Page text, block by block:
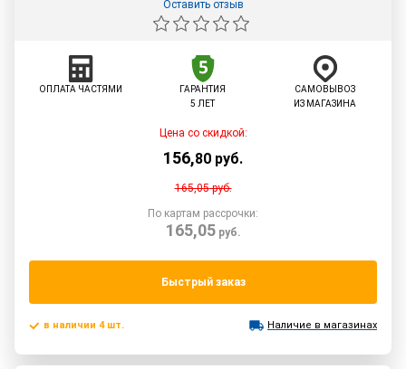
Оставить отзыв
ОПЛАТА ЧАСТЯМИ
ГАРАНТИЯ
5 ЛЕТ
САМОВЫВОЗ
ИЗ МАГАЗИНА
Цена со скидкой:
156,80 руб.
165,05руб.
По картам рассрочки:
165,05руб.
Быстрый заказ
в наличии 4 шт. Наличие в магазинах